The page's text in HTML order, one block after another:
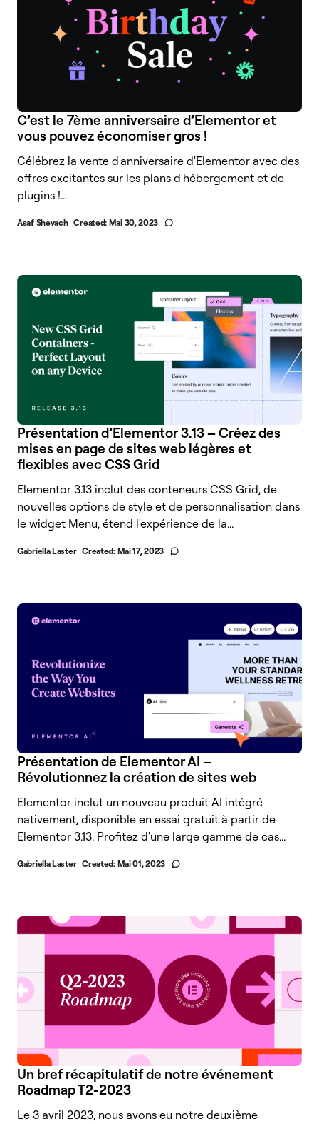
C’est le 7ème anniversaire d’Elementor et
vous pouvez économiser gros !
Célébrez la vente d'anniversaire d'Elementor avec des
offres excitantes sur les plans d'hébergement et de
plugins !...
Asaf Shevach Created: Mai 30, 2023
Présentation d’Elementor 3.13 – Créez des
mises en page de sites web légères et
flexibles avec CSS Grid
Elementor 3.13 inclut des conteneurs CSS Grid, de
nouvelles options de style et de personnalisation dans
le widget Menu, étend l'expérience de la...
Gabriella Laster Created: Mai 17, 2023
Présentation de Elementor AI –
Révolutionnez la création de sites web
Elementor inclut un nouveau produit AI intégré
nativement, disponible en essai gratuit à partir de
Elementor 3.13. Profitez d'une large gamme de cas...
Gabriella Laster Created: Mai 01, 2023
Un bref récapitulatif de notre événement
Roadmap T2-2023
Le 3 avril 2023, nous avons eu notre deuxième